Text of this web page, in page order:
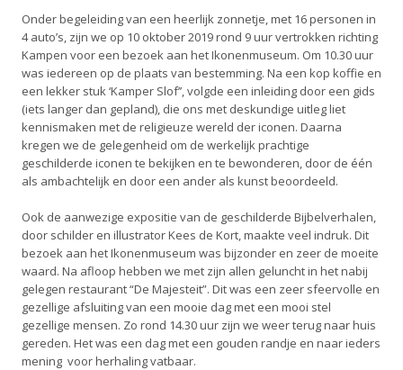
Onder begeleiding van een heerlijk zonnetje, met 16 personen in
4 auto’s, zijn we op 10 oktober 2019 rond 9 uur vertrokken richting
Kampen voor een bezoek aan het Ikonenmuseum. Om 10.30 uur
was iedereen op de plaats van bestemming. Na een kop koffie en
een lekker stuk ‘Kamper Slof’’, volgde een inleiding door een gids
(iets langer dan gepland), die ons met deskundige uitleg liet
kennismaken met de religieuze wereld der iconen. Daarna
kregen we de gelegenheid om de werkelijk prachtige
geschilderde iconen te bekijken en te bewonderen, door de één
als ambachtelijk en door een ander als kunst beoordeeld.
Ook de aanwezige expositie van de geschilderde Bijbelverhalen,
door schilder en illustrator Kees de Kort, maakte veel indruk. Dit
bezoek aan het Ikonenmuseum was bijzonder en zeer de moeite
waard. Na afloop hebben we met zijn allen geluncht in het nabij
gelegen restaurant “De Majesteit”. Dit was een zeer sfeervolle en
gezellige afsluiting van een mooie dag met een mooi stel
gezellige mensen. Zo rond 14.30 uur zijn we weer terug naar huis
gereden. Het was een dag met een gouden randje en naar ieders
mening voor herhaling vatbaar.